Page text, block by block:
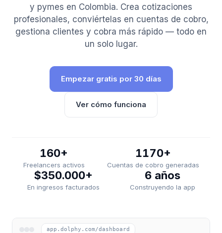
y pymes en Colombia. Crea cotizaciones
profesionales, conviértelas en cuentas de cobro,
gestiona clientes y cobra más rápido — todo en
un solo lugar.
Empezar gratis por 30 días
Ver cómo funciona
160+
Freelancers activos
1170+
Cuentas de cobro generadas
$350.000+
En ingresos facturados
6 años
Construyendo la app
app.dolphy.com/dashboard